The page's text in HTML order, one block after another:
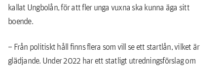
kallat Ungbolån, för att fler unga vuxna ska kunna äga sitt
boende.
– Från politiskt håll finns flera som vill se ett startlån, vilket är
glädjande. Under 2022 har ett statligt utredningsförslag om